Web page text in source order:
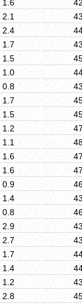
1.6
2.1
2.4
1.7
1.5
1.0
0.8
1.7
1.5
1.2
1.1
1.6
1.6
0.9
1.4
0.8
2.9
2.7
1.7
1.4
1.2
2.8